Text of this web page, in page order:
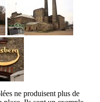
ne produisent plus de